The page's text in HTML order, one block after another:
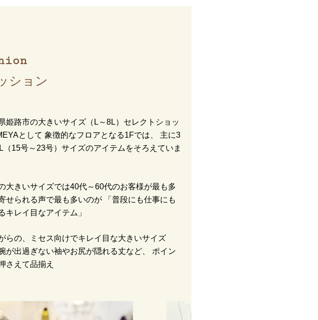
ション
姫路市の大きいサイズ（L～8L）セレクトショッ
として 象徴的なフロアとなる1Fでは、 主に3
（15号～23号）サイズのアイテムをそろえていま
大きいサイズでは40代～60代のお客様が最も多
せられる声で最も多いのが 「普段にも仕事にも
キレイ目なアイテム」
らの、ミセス向けでキレイ目な大きいサイズ
が出過ぎない袖やお尻が隠れる丈など、 ポイン
さえて品揃え